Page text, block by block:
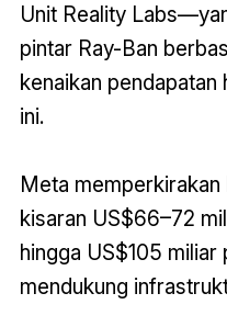
Unit Reality
pintar Ray-Ban
kenaikan
ini.
Meta
kisaran US$66–72
hingga US$105
mendukung